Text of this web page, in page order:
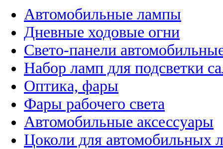
Автомобильные лампы
Дневные ходовые огни
Свето-панели
Набор ламп для подсветки
Оптика, фары
Фары рабочего света
Автомобильные аксессуары
Цоколи для автомобильных